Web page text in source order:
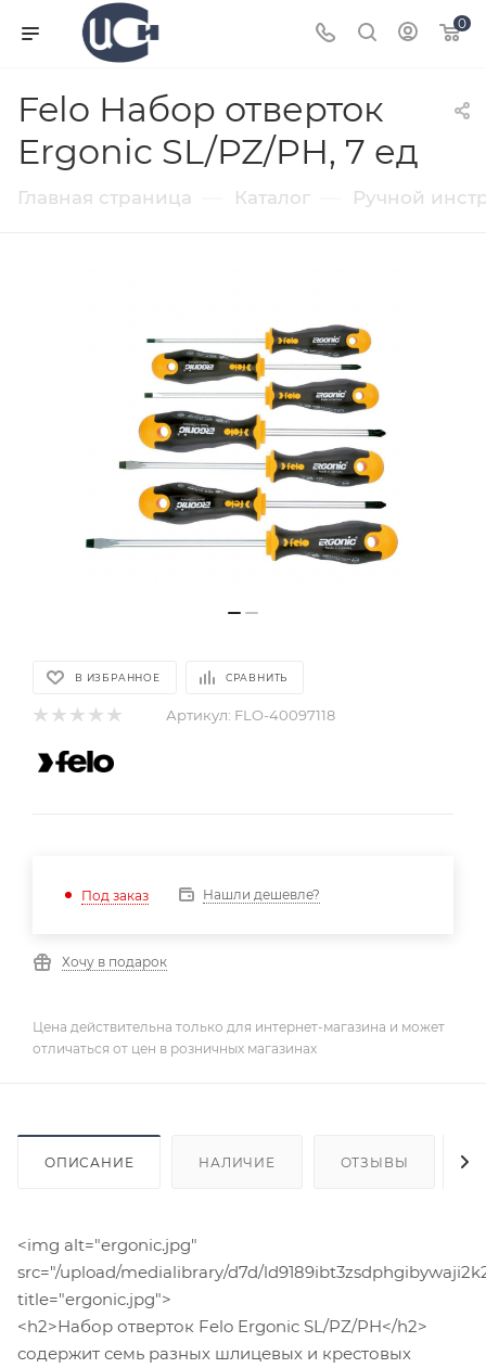
0
Felo Набор отверток
Ergonic SL/PZ/PH, 7 ед
Главная страница Каталог Ручной
В ИЗБРАННОЕ СРАВНИТЬ
Артикул: FLO-40097118
Под заказ Нашли дешевле?
Хочу в подарок
Цена действительна только для интернет-магазина и может
отличаться от цен в розничных магазинах
ОПИСАНИЕ НАЛИЧИЕ ОТЗЫВЫ
<img alt="ergonic.jpg"
src="/upload/medialibrary/d7d/
title="ergonic.jpg">
<h2>Набор отверток Felo Ergonic SL/PZ/PH</h2>
содержит семь разных шлицевых и крестовых